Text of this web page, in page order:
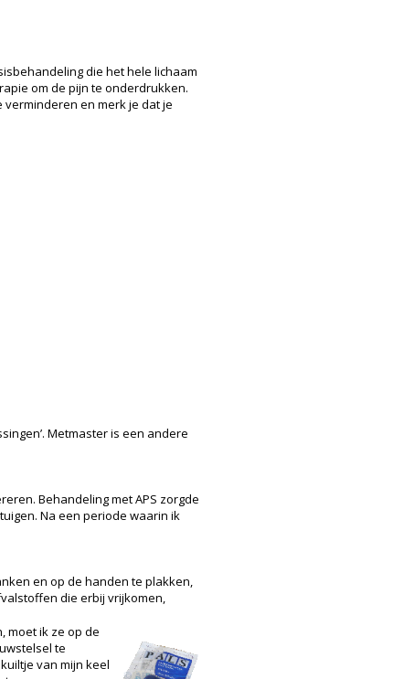
die het hele lichaam
om de pijn te onderdrukken.
verminderen en merk je dat je
Metmaster is een andere
Behandeling met APS zorgde
Na een periode waarin ik
en op de handen te plakken,
die erbij vrijkomen,
moet ik ze op de
te
van mijn keel